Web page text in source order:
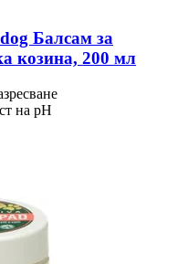
Балсам за
козина, 200 мл
на pH